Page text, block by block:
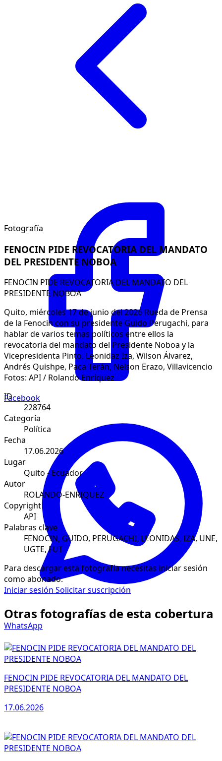
Facebook
WhatsApp
Fotografía
FENOCIN PIDE REVOCATORIA DEL MANDATO
DEL PRESIDENTE NOBOA
FENOCIN PIDE REVOCATORIA DEL MANDATO DEL
PRESIDENTE NOBOA
Quito, miércoles 17 de junio del 2026 Rueda de Prensa
de la Fenocin con su presidente Guido Perugachi, para
hablar de varios temas políticos entre ellos la
revocatoria del mandato del Presidente Noboa y la
Vicepresidenta Pinto. Leonidaz Iza, Wilson Álvarez,
Andrés Quishpe, Paca Terán, Nelson Erazo, Villavicencio
Fotos: API / Rolando Enríquez
ID
228764
Categoría
Política
Fecha
17.06.2026
Lugar
Quito - Ecuador
Autor
ROLANDO-ENRIQUEZ
Copyright
API
Palabras clave
FENOCIN, GUIDO, PERUGACHI, LEONIDAS, IZA, UNE,
UGTE, FUT
Para descargar esta fotografía necesitas iniciar sesión
como abonado.
Iniciar sesión Solicitar suscripción
Otras fotografías de esta cobertura
FENOCIN PIDE REVOCATORIA DEL MANDATO DEL
PRESIDENTE NOBOA
17.06.2026